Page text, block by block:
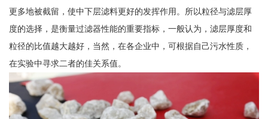
更多地被截留，使中下层滤料更好的发挥作用。所以粒径与滤层厚
度的选择，是衡量过滤器性能的重要指标，一般认为，滤层厚度和
粒径的比值越大越好，当然，在各企业中，可根据自己污水性质，
在实验中寻求二者的佳关系值。